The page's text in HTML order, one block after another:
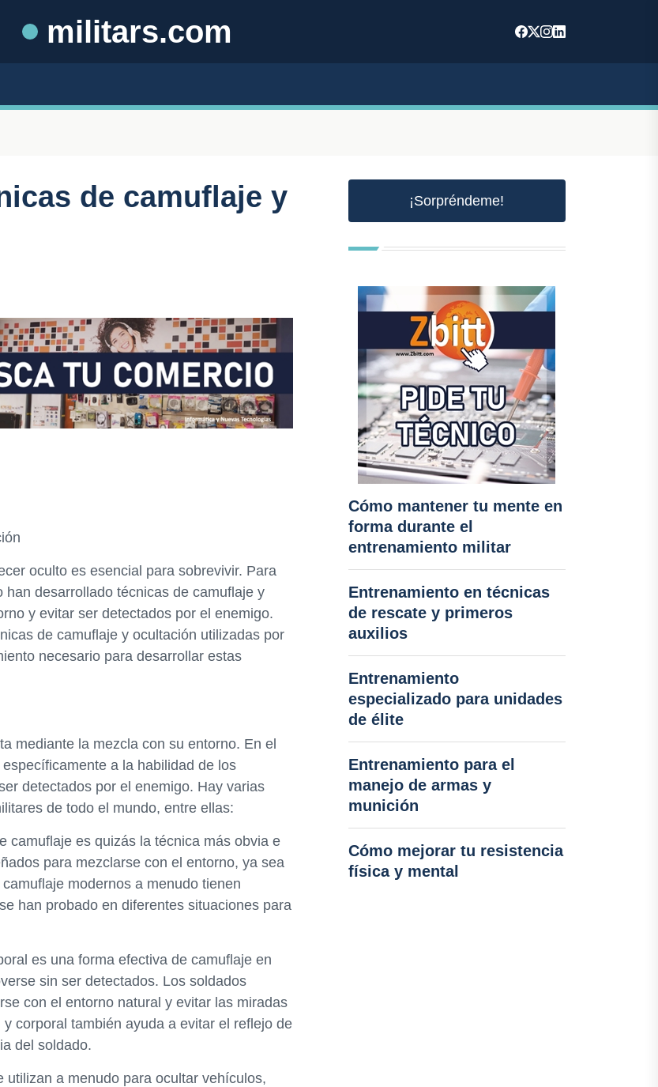
militars.com
de camuflaje y
oculto es esencial para sobrevivir. Para
desarrollado técnicas de camuflaje y
y evitar ser detectados por el enemigo.
de camuflaje y ocultación utilizadas por
necesario para desarrollar estas
mediante la mezcla con su entorno. En el
a la habilidad de los
detectados por el enemigo. Hay varias
de todo el mundo, entre ellas:
camuflaje es quizás la técnica más obvia e
para mezclarse con el entorno, ya sea
modernos a menudo tienen
han probado en diferentes situaciones para
es una forma efectiva de camuflaje en
sin ser detectados. Los soldados
con el entorno natural y evitar las miradas
corporal también ayuda a evitar el reflejo de
del soldado.
a menudo para ocultar vehículos,
¡Sorpréndeme!
Cómo mantener tu mente en
forma durante el
entrenamiento militar
Entrenamiento en técnicas
de rescate y primeros
auxilios
Entrenamiento
especializado para unidades
de élite
Entrenamiento para el
manejo de armas y
munición
Cómo mejorar tu resistencia
física y mental